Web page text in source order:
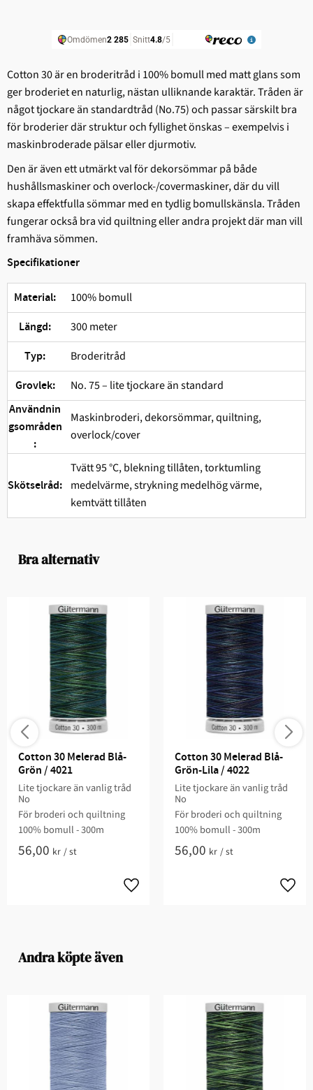
Cotton 30 är en broderitråd i 100% bomull med matt glans som
ger broderiet en naturlig, nästan ulliknande karaktär. Tråden är
något tjockare än standardtråd (No.75) och passar särskilt bra
för broderier där struktur och fyllighet önskas – exempelvis i
maskinbroderade pälsar eller djurmotiv.
Den är även ett utmärkt val för dekorsömmar på både
hushållsmaskiner och overlock-/covermaskiner, där du vill
skapa effektfulla sömmar med en tydlig bomullskänsla. Tråden
fungerar också bra vid quiltning eller andra projekt där man vill
framhäva sömmen.
Specifikationer
Material: 100% bomull
Längd: 300 meter
Typ: Broderitråd
Grovlek: No. 75 – lite tjockare än standard
Användnin
gsområden
:
Maskinbroderi, dekorsömmar, quiltning,
overlock/cover
Skötselråd:
Tvätt 95 °C, blekning tillåten, torktumling
medelvärme, strykning medelhög värme,
kemtvätt tillåten
Bra alternativ
Cotton 30 Melerad Blå-
Grön / 4021
Lite tjockare än vanlig tråd
No
För broderi och quiltning​
100% bomull - 300m
56,00 kr /st
Cotton 30 Melerad Blå-
Grön-Lila / 4022
Lite tjockare än vanlig tråd
No
För broderi och quiltning​
100% bomull - 300m
56,00 kr /st
Andra köpte även